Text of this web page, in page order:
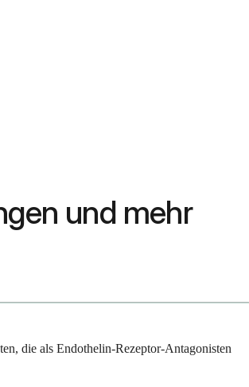
und mehr
die als Endothelin-Rezeptor-Antagonisten